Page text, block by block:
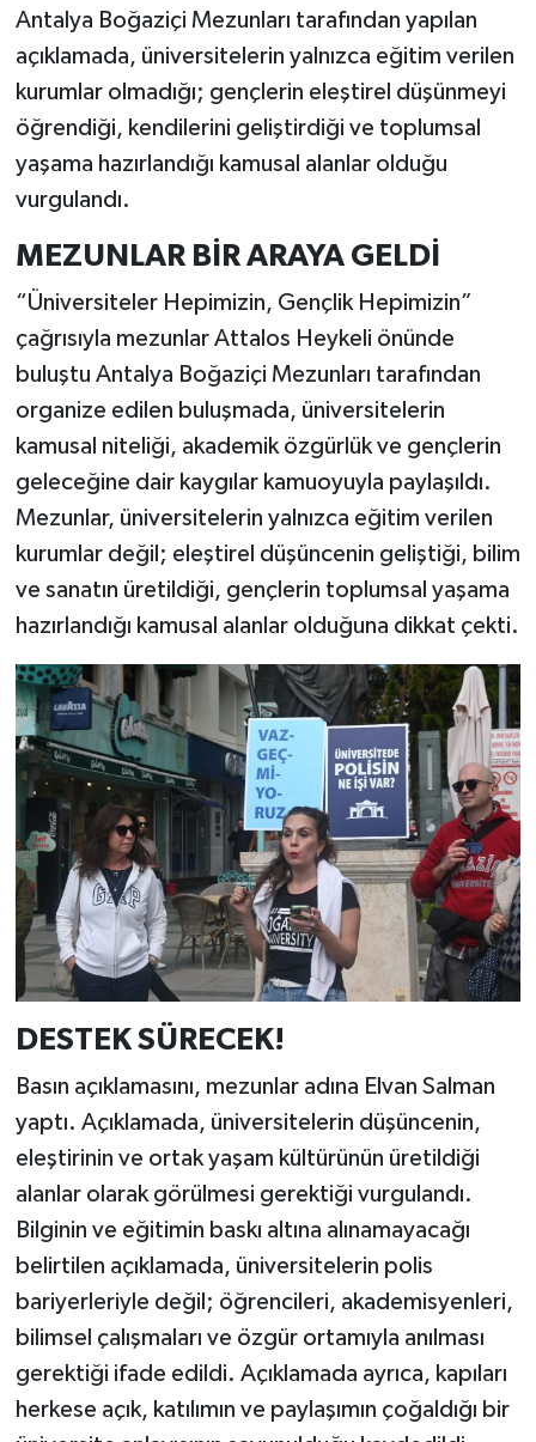
Antalya Boğaziçi Mezunları tarafından yapılan
açıklamada, üniversitelerin yalnızca eğitim verilen
kurumlar olmadığı; gençlerin eleştirel düşünmeyi
öğrendiği, kendilerini geliştirdiği ve toplumsal
yaşama hazırlandığı kamusal alanlar olduğu
vurgulandı.
MEZUNLAR BİR ARAYA GELDİ
“Üniversiteler Hepimizin, Gençlik Hepimizin”
çağrısıyla mezunlar Attalos Heykeli önünde
buluştu Antalya Boğaziçi Mezunları tarafından
organize edilen buluşmada, üniversitelerin
kamusal niteliği, akademik özgürlük ve gençlerin
geleceğine dair kaygılar kamuoyuyla paylaşıldı.
Mezunlar, üniversitelerin yalnızca eğitim verilen
kurumlar değil; eleştirel düşüncenin geliştiği, bilim
ve sanatın üretildiği, gençlerin toplumsal yaşama
hazırlandığı kamusal alanlar olduğuna dikkat çekti.
DESTEK SÜRECEK!
Basın açıklamasını, mezunlar adına Elvan Salman
yaptı. Açıklamada, üniversitelerin düşüncenin,
eleştirinin ve ortak yaşam kültürünün üretildiği
alanlar olarak görülmesi gerektiği vurgulandı.
Bilginin ve eğitimin baskı altına alınamayacağı
belirtilen açıklamada, üniversitelerin polis
bariyerleriyle değil; öğrencileri, akademisyenleri,
bilimsel çalışmaları ve özgür ortamıyla anılması
gerektiği ifade edildi. Açıklamada ayrıca, kapıları
herkese açık, katılımın ve paylaşımın çoğaldığı bir